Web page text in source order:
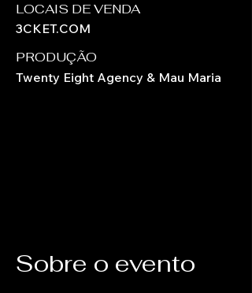
LOCAIS DE VENDA
3CKET.COM
PRODUÇÃO
Twenty Eight Agency & Mau Maria
Sobre o evento